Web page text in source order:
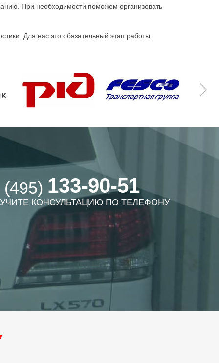
При необходимости поможем организовать
Для нас это обязательный этап работы.
(495) 133-90-51
КОНСУЛЬТАЦИЮ ПО ТЕЛЕФОНУ